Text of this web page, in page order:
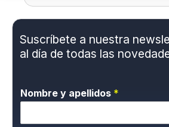
Suscríbete a nuestra
al día de todas las
Nombre y apellidos *